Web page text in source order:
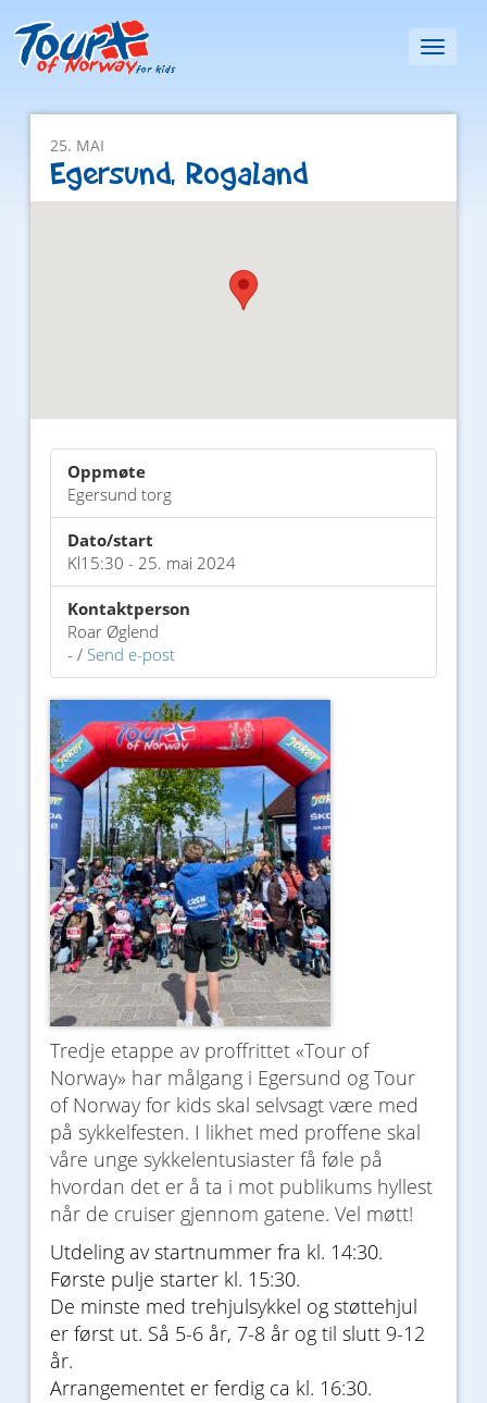
Toggle
25. MAI
Egersund, Rogaland
Oppmøte
Egersund torg
Dato/start
Kl15:30 - 25. mai 2024
Kontaktperson
Roar Øglend
- / Send e-post
Tredje etappe av proffrittet «Tour of
Norway» har målgang i Egersund og Tour
of Norway for kids skal selvsagt være med
på sykkelfesten. I likhet med proffene skal
våre unge sykkelentusiaster få føle på
hvordan det er å ta i mot publikums hyllest
når de cruiser gjennom gatene. Vel møtt!
Utdeling av startnummer fra kl. 14:30.
Første pulje starter kl. 15:30.
De minste med trehjulsykkel og støttehjul
er først ut. Så 5-6 år, 7-8 år og til slutt 9-12
år.
Arrangementet er ferdig ca kl. 16:30.